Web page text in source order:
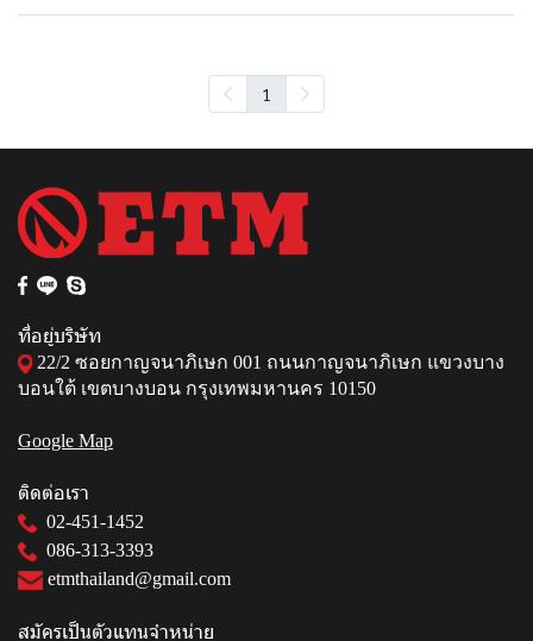
1
ที่อยู่บริษัท
22/2 ซอยกาญจนาภิเษก 001 ถนนกาญจนาภิเษก แขวงบาง
บอนใต้ เขตบางบอน กรุงเทพมหานคร 10150
Google Map
ติดต่อเรา
02-451-1452
086-313-3393
etmthailand@gmail.com
สมัครเป็นตัวแทนจำหน่าย